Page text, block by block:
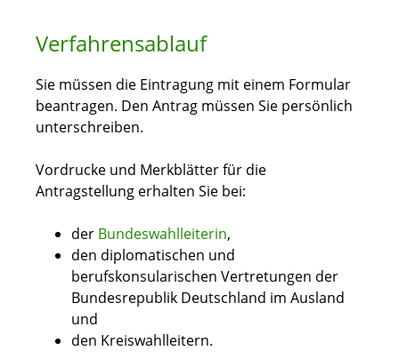
Verfahrensablauf
Sie müssen die Eintragung mit einem Formular
beantragen. Den Antrag müssen Sie persönlich
unterschreiben.
Vordrucke und Merkblätter für die
Antragstellung erhalten Sie bei:
der Bundeswahlleiterin,
den diplomatischen und
berufskonsularischen Vertretungen der
Bundesrepublik Deutschland im Ausland
und
den Kreiswahlleitern.